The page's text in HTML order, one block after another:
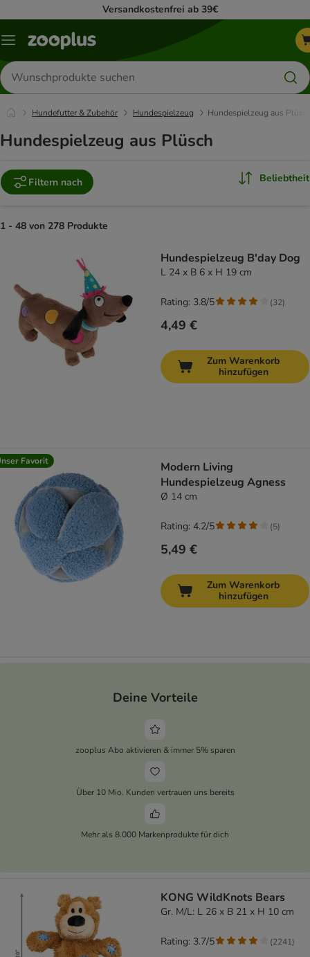
Versandkostenfrei ab 39€
Menü
Produkte
suchen
Hundefutter & Zubehör Hundespielzeug Hundespielzeug aus
Hundespielzeug aus Plüsch
Filtern nach Beliebtheit
1 - 48 von 278 Produkte
Hundespielzeug B'day Dog
L 24 x B 6 x H 19 cm
4,49 €
Rating: 3.8/5 (32)
Zum Warenkorb
hinzufügen
Favorit
Modern Living
Hundespielzeug Agness
Ø 14 cm
5,49 €
Rating: 4.2/5 (5)
Zum Warenkorb
hinzufügen
Deine Vorteile
zooplus Abo aktivieren & immer 5% sparen
Über 10 Mio. Kunden vertrauen uns bereits
Mehr als 8.000 Markenprodukte für dich
KONG WildKnots Bears
Gr. M/L: L 26 x B 21 x H 10 cm
Rating: 3.7/5 (2241)